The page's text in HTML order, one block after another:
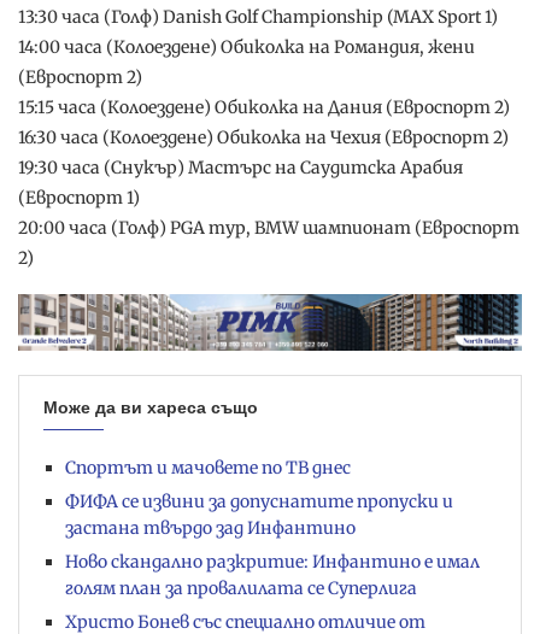
13:30 часа (Голф) Danish Golf Championship (MAX Sport 1)
14:00 часа (Колоездене) Обиколка на Романдия, жени
(Евроспорт 2)
15:15 часа (Колоездене) Обиколка на Дания (Евроспорт 2)
16:30 часа (Колоездене) Обиколка на Чехия (Евроспорт 2)
19:30 часа (Снукър) Мастърс на Саудитска Арабия
(Евроспорт 1)
20:00 часа (Голф) PGA тур, BMW шампионат (Евроспорт
2)
Може да ви хареса също
Спортът и мачовете по ТВ днес
ФИФА се извини за допуснатите пропуски и
застана твърдо зад Инфантино
Ново скандално разкритие: Инфантино е имал
голям план за провалилата се Суперлига
Христо Бонев със специално отличие от